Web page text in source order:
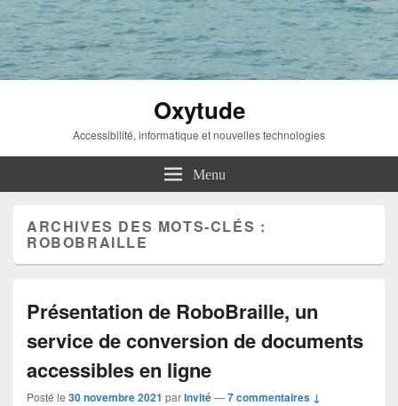
Oxytude
Accessibilité, informatique et nouvelles technologies
Menu
ARCHIVES DES MOTS-CLÉS :
ROBOBRAILLE
Présentation de RoboBraille, un
service de conversion de documents
accessibles en ligne
Posté le 30 novembre 2021 parInvité—7 commentaires ↓